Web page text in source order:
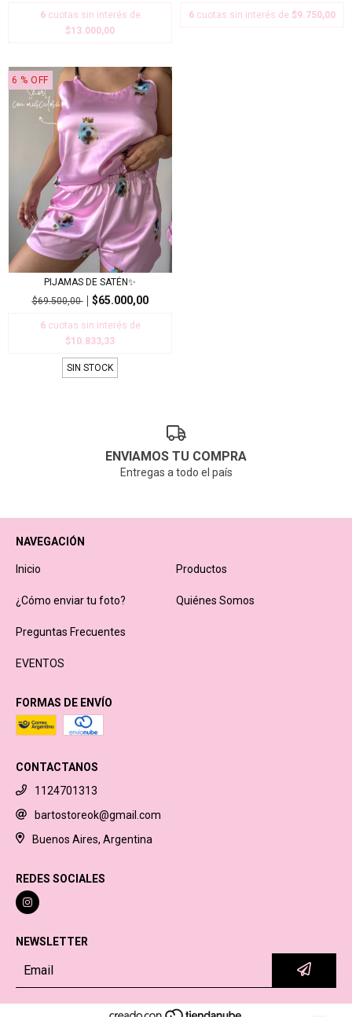
6 cuotas sin interés de
$13.000,00
6 cuotas sin interés de $9.750,00
6 % OFF
PIJAMAS DE SATÉN✨
$69.500,00
$65.000,00
6 cuotas sin interés de
$10.833,33
SIN STOCK
ENVIAMOS TU COMPRA
Entregas a todo el país
NAVEGACIÓN
Inicio Productos
¿Cómo enviar tu foto? Quiénes Somos
Preguntas Frecuentes
EVENTOS
FORMAS DE ENVÍO
CONTACTANOS
1124701313
bartostoreok@gmail.com
Buenos Aires, Argentina
REDES SOCIALES
NEWSLETTER